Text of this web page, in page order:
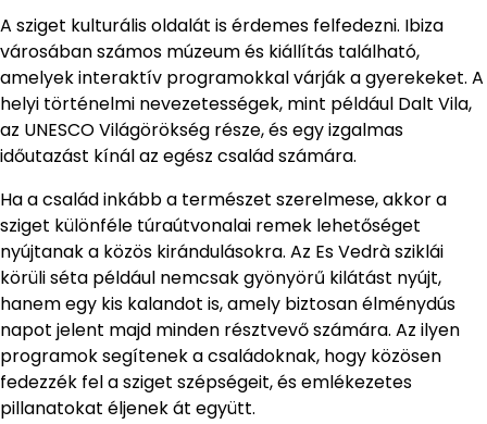
A sziget kulturális oldalát is érdemes felfedezni. Ibiza
városában számos múzeum és kiállítás található,
amelyek interaktív programokkal várják a gyerekeket. A
helyi történelmi nevezetességek, mint például Dalt Vila,
az UNESCO Világörökség része, és egy izgalmas
időutazást kínál az egész család számára.
Ha a család inkább a természet szerelmese, akkor a
sziget különféle túraútvonalai remek lehetőséget
nyújtanak a közös kirándulásokra. Az Es Vedrà sziklái
körüli séta például nemcsak gyönyörű kilátást nyújt,
hanem egy kis kalandot is, amely biztosan élménydús
napot jelent majd minden résztvevő számára. Az ilyen
programok segítenek a családoknak, hogy közösen
fedezzék fel a sziget szépségeit, és emlékezetes
pillanatokat éljenek át együtt.